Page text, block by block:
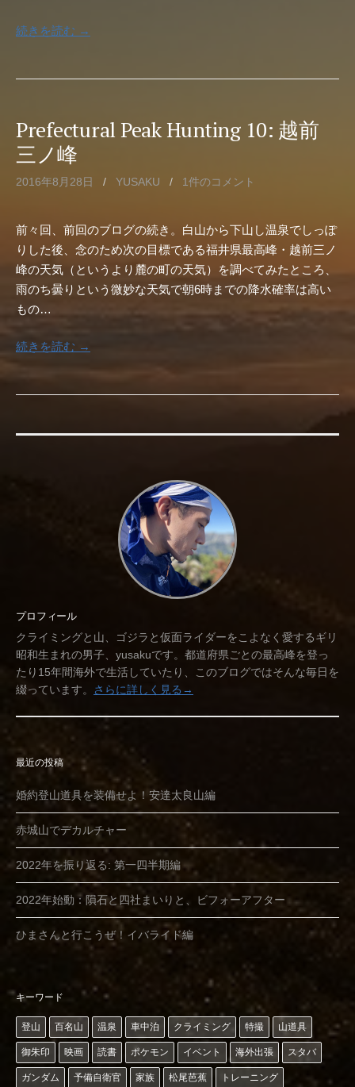
続きを読む →
Prefectural Peak Hunting 10: 越前
三ノ峰
2016年8月28日 / YUSAKU / 1件のコメント
前々回、前回のブログの続き。白山から下山し温泉でしっぽ
りした後、念のため次の目標である福井県最高峰・越前三ノ
峰の天気（というより麓の町の天気）を調べてみたところ、
雨のち曇りという微妙な天気で朝6時までの降水確率は高い
もの…
続きを読む →
プロフィール
クライミングと山、ゴジラと仮面ライダーをこよなく愛するギリ
昭和生まれの男子、yusakuです。都道府県ごとの最高峰を登っ
たり15年間海外で生活していたり、このブログではそんな毎日を
綴っています。
さらに詳しく見る→
最近の投稿
婚約登山道具を装備せよ！安達太良山編
赤城山でデカルチャー
2022年を振り返る: 第一四半期編
2022年始動：隕石と四社まいりと、ビフォーアフター
ひまさんと行こうぜ！イバライド編
キーワード
登山 百名山 温泉 車中泊 クライミング 特撮 山道具
御朱印 映画 読書 ポケモン イベント 海外出張 スタバ
ガンダム 予備自衛官 家族 松尾芭蕉 トレーニング